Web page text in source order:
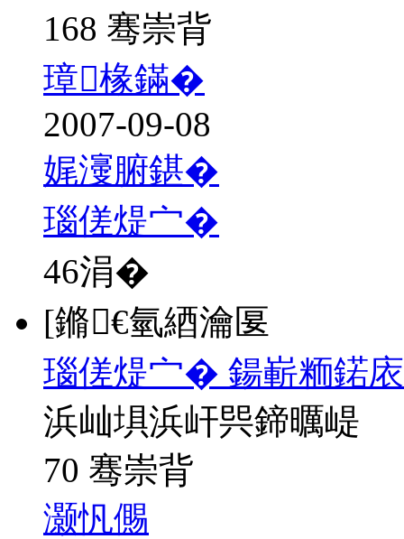
168 骞崇背
璋椽鏋�
2007-09-08
娓濅腑鍖�
瑙傞煶宀�
46涓�
[鏅€氫綇瀹匽
瑙傞煶宀� 鍚嶄粫鍩
浜屾埧浜屽巺鍗曞崼
70 骞崇背
灏忛儩